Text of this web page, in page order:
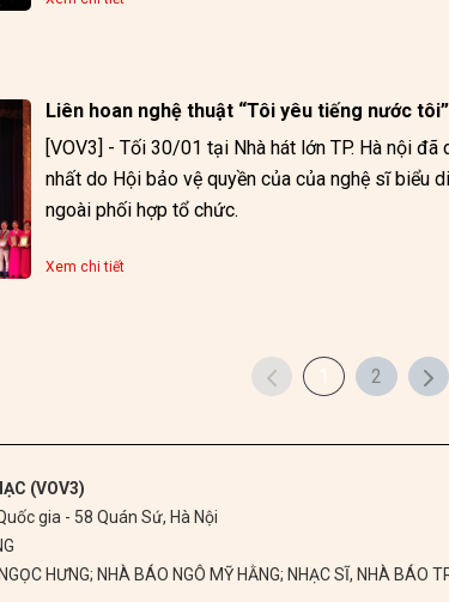
Liên hoan nghệ thuật “Tôi yêu tiếng nước
[VOV3] - Tối 30/01 tại Nhà hát lớn TP. Hà nội
nhất do Hội bảo vệ quyền của của nghệ sĩ biểu
Xem chi tiết
1 2
(VOV3)
gia - 58 Quán Sứ, Hà Nội
HƯNG; NHÀ BÁO NGÔ MỸ HẰNG; NHẠC SĨ, NHÀ BÁO